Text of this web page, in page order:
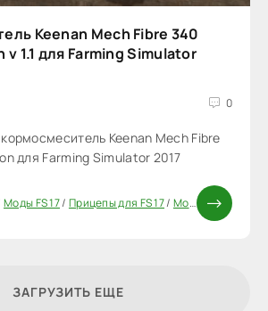
Keenan Mech Fibre 340
v 1.1 для Farming Simulator
0
Keenan Mech Fibre
для Farming Simulator 2017
Моды FS 17/ Прицепы для FS 17/ Моды ФС 17
ЗАГРУЗИТЬ ЕЩЕ